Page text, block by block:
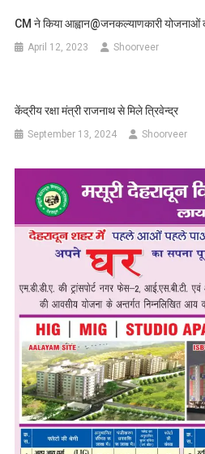
CM ने किया आह्वान@जनकल्याणकारी
April 12, 2023 Shoorveer
केंद्रीय रक्षा मंत्री राजनाथ से मिले त्रिवेन्द्र
September 13, 2024 Shoorveer